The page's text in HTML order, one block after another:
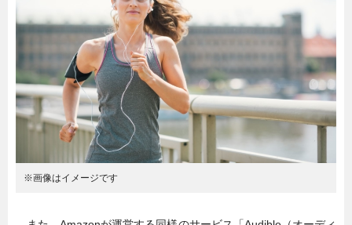
暮らし
連載一覧
※画像はイメージです